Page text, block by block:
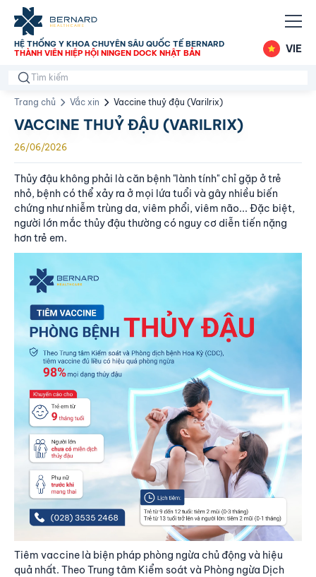
HỆ THỐNG Y KHOA CHUYÊN SÂU QUỐC TẾ BERNARD
THÀNH VIÊN HIỆP HỘI NINGEN DOCK NHẬT BẢN
VIE
Trang chủ Vắc xin Vaccine thuỷ đậu (Varilrix)
VACCINE THUỶ ĐẬU (VARILRIX)
26/06/2026
Thủy đậu không phải là căn bệnh "lành tính" chỉ gặp ở trẻ
nhỏ, bệnh có thể xảy ra ở mọi lứa tuổi và gây nhiều biến
chứng như nhiễm trùng da, viêm phổi, viêm não... Đặc biệt,
người lớn mắc thủy đậu thường có nguy cơ diễn tiến nặng
hơn trẻ em.
Tiêm vaccine là biện pháp phòng ngừa chủ động và hiệu
quả nhất. Theo Trung tâm Kiểm soát và Phòng ngừa Dịch